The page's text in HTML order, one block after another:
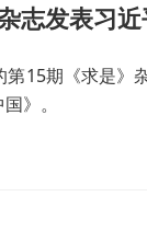
志发表习
第15期《求是》
》。